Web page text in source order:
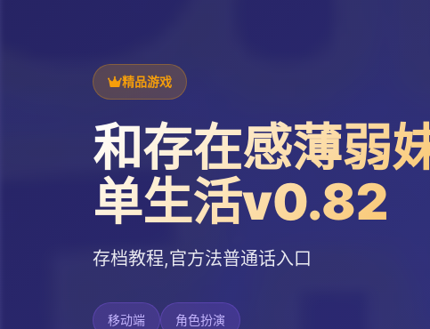
精品游戏
和存在感薄弱
单生活v0.82
存档教程,官方法普通话入口
移动端 角色扮演